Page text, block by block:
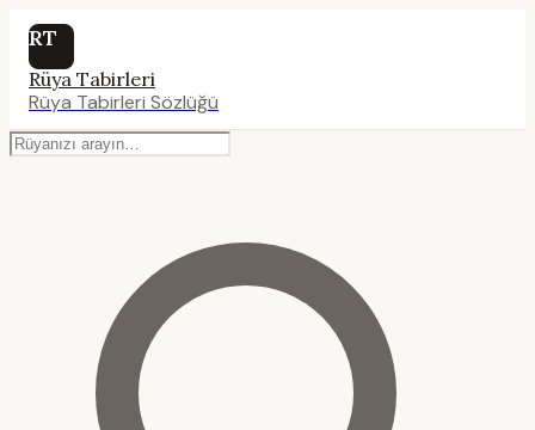
RT
Rüya Tabirleri
Rüya Tabirleri Sözlüğü